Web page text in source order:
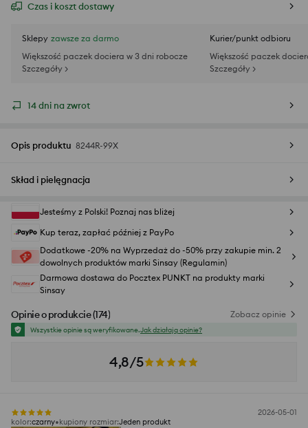
Czas i koszt dostawy
Sklepy zawsze za darmo
Większość paczek dociera w 3 dni robocze
Szczegóły >
Kurier/punkt odbioru
Większość paczek
Szczegóły >
14 dni na zwrot
Opis produktu 8244R-99X
Skład i pielęgnacja
Jesteśmy z Polski! Poznaj nas bliżej
Kup teraz, zapłać później z PayPo
Dodatkowe -20% na Wyprzedaż do -50% przy zakupie min. 2
dowolnych produktów marki Sinsay (Regulamin)
Darmowa dostawa do Pocztex PUNKT na produkty marki
Sinsay
Opinie o produkcie(174) Zobacz opinie
Wszystkie opinie są weryfikowane.Jak działają opinie?
4,8/5
2026-05-01
kolor:czarny kupiony rozmiar:Jeden produkt